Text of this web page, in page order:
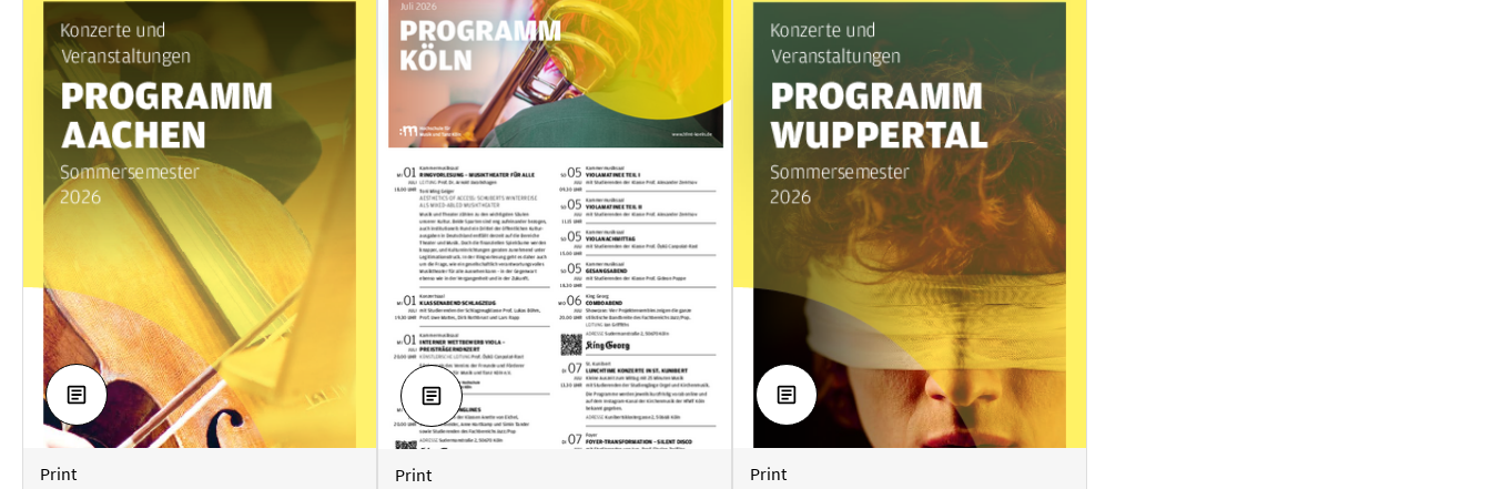
HERUNTERLADEN
Print
HERUNTERLADEN
Print
HERUNTERLADEN
Print